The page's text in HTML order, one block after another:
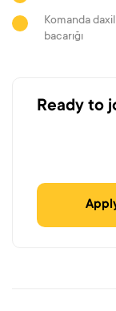
Komanda
bacarığı
Ready to